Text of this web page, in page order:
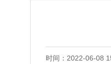
时间：2022-06-08